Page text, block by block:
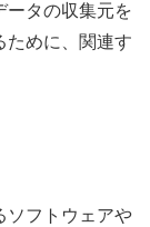
ータの収集元を
ために、関連す
ソフトウェアや